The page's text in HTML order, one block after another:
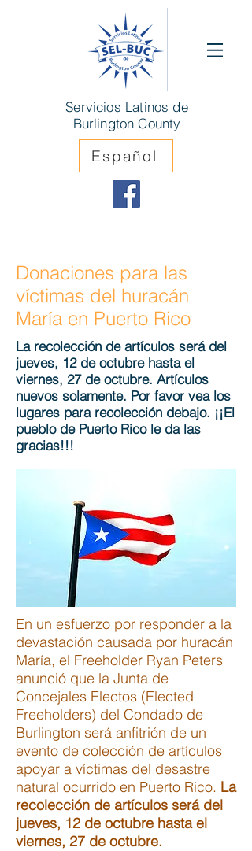
Servicios Latinos de
Burlington County
Español
Donaciones para las
víctimas del huracán
María en Puerto Rico
La recolección de artículos será del
jueves, 12 de octubre hasta el
viernes, 27 de octubre. Artículos
nuevos solamente. Por favor vea los
lugares para recolección debajo. ¡¡El
pueblo de Puerto Rico le da las
gracias!!!
En un esfuerzo por responder a la
devastación causada por huracán
María, el Freeholder Ryan Peters
anunció que la Junta de
Concejales Electos (Elected
Freeholders) del Condado de
Burlington será anfitrión de un
evento de colección de artículos
apoyar a víctimas del desastre
natural ocurrido en Puerto Rico. La
recolección de artículos será del
jueves, 12 de octubre hasta el
viernes, 27 de octubre.